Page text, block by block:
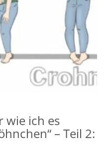
wie ich es
– Teil 2: